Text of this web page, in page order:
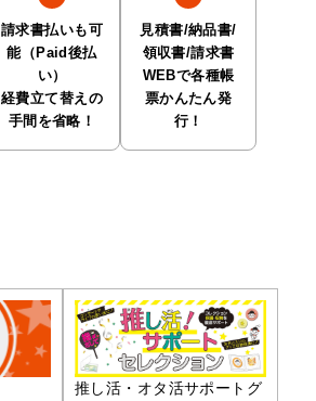
請求書払いも可
能（Paid後払
い）
経費立て替えの
手間を省略！
見積書/納品書/
領収書/請求書
WEBで各種帳
票かんたん発
行！
推し活・オタ活サポートグ